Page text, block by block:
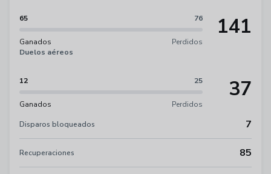
65 76
Ganados Perdidos
141
Duelos aéreos
12 25
Ganados Perdidos
37
Disparos bloqueados 7
Recuperaciones 85